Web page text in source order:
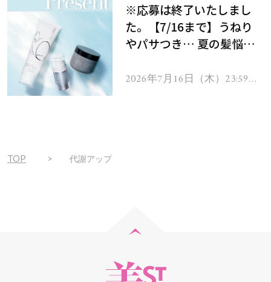
※応募は終了いたしまし
た。【7/16まで】うねり
やパサつき… 夏の髪悩み
ムを13名様にプレゼン
2026年7月16日（木）23:59ま
TOP 代謝アップ